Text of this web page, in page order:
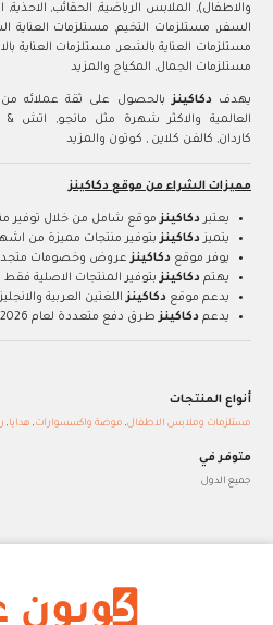
والاطفال), الملابس الرياضية, الحقائب,
السفر, مستلزمات التخيم, مستلزمات العناية
مستلزمات العناية بالشعر, مستلزمات العناية
مستلزمات الجمال, المكياج والمزيد
يهدف دكاكينز بالحصول على ثقة عملائه
العالمية والاكثر شهرة مثل مانجو, اتش
كاردان, كالفن كلاين , كوتون والمزيد
مميزات الشراء من موقع دكاكينز
يعتبر دكاكينز موقع شامل من خلال توفير
يتميز دكاكينز بتوفير منتجات مميزة من اشهر
يوفر موقع دكاكينز عروض وخصومات متجددة
يهتم دكاكينز بتوفير المنتجات الاصلية فقط
يدعم موقع دكاكينز اللغتين العربية
يدعم دكاكينز طرق دفع متعددة لعام 2026
أنواع المنتجات
مستلزمات وملابس الاطفال, موضة واكسسوارات, هدايا,
متوفر في
جميع الدول